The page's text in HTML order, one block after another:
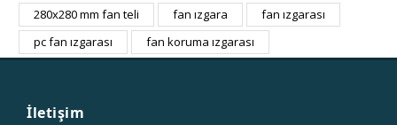
280x280 mm fan teli
fan ızgara
fan ızgarası
pc fan ızgarası
fan koruma ızgarası
İletişim